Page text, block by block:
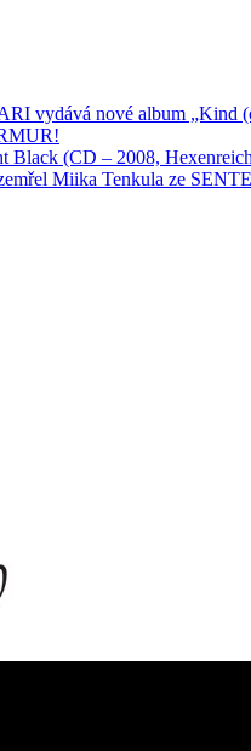
vydává nové album „Kind
(CD – 2008,
Miika Tenkula ze